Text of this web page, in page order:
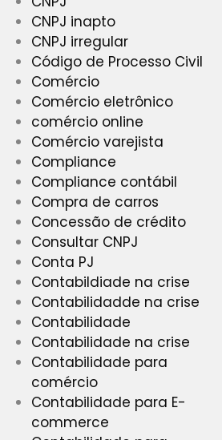
CNPJ inapto
CNPJ irregular
Código de Processo Civil
Comércio
Comércio eletrônico
comércio online
Comércio varejista
Compliance
Compliance contábil
Compra de carros
Concessão de crédito
Consultar CNPJ
Conta PJ
Contabildiade na crise
Contabilidadde na crise
Contabilidade
Contabilidade na crise
Contabilidade para
comércio
Contabilidade para E-
commerce